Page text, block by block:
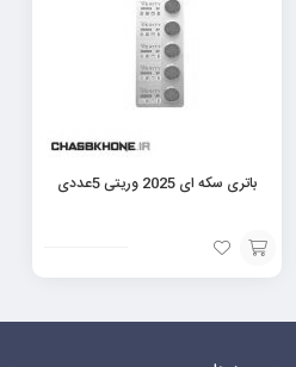
باتری سکه ای 2025 وریتی 5عددی
افزودن
به